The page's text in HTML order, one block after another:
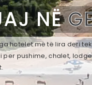
NË
hotelet më të lira deri
pushime, chalet,